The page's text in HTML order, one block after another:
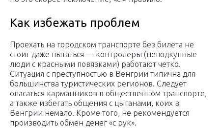
Как избежать проблем
Проехать на городском транспорте без билета не
стоит даже пытаться — контролеры (неподкупные
люди с красными повязками) работают четко.
Ситуация с преступностью в Венгрии типична для
большинства туристических регионов. Следует
опасаться карманников в общественном транспорте,
а также избегать общения с цыганами, коих в
Венгрии немало. Кроме того, не рекомендуется
производить обмен денег «с рук».